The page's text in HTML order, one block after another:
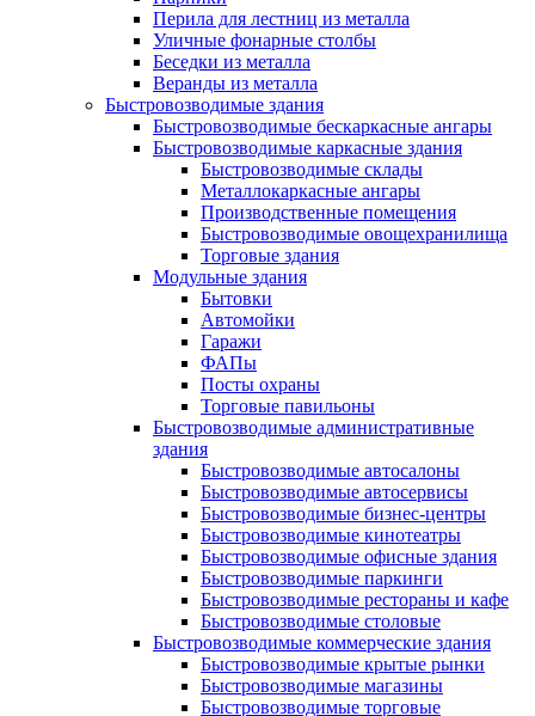
Перила для лестниц из металла
Уличные фонарные столбы
Беседки из металла
Веранды из металла
Быстровозводимые здания
Быстровозводимые бескаркасные ангары
Быстровозводимые каркасные здания
Быстровозводимые склады
Металлокаркасные ангары
Производственные помещения
Быстровозводимые овощехранилища
Торговые здания
Модульные здания
Бытовки
Автомойки
Гаражи
ФАПы
Посты охраны
Торговые павильоны
Быстровозводимые административные
здания
Быстровозводимые автосалоны
Быстровозводимые автосервисы
Быстровозводимые бизнес-центры
Быстровозводимые кинотеатры
Быстровозводимые офисные здания
Быстровозводимые паркинги
Быстровозводимые рестораны и кафе
Быстровозводимые столовые
Быстровозводимые коммерческие здания
Быстровозводимые крытые рынки
Быстровозводимые магазины
Быстровозводимые торговые